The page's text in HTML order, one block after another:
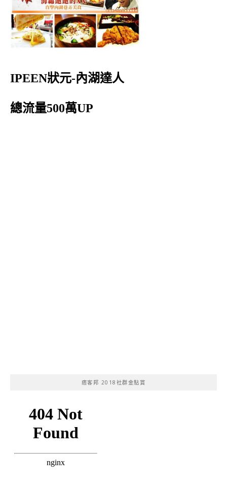
IPEEN狀元-內湖達人
總流量500萬UP
痞客邦 2018社群金點賞